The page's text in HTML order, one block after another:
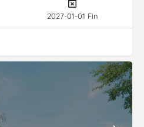
2027-01-01 Fin